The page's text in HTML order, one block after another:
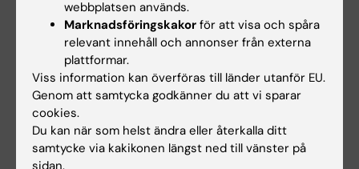
Ingrid Kockum
Studierektor för forskarutbildning
E-post:
ingrid.kockum@ki.se
webbplatsen används.
Marknadsföringskakor för att visa och spåra
relevant innehåll och annonser från externa
plattformar.
Viss information kan överföras till länder utanför EU.
Genom att samtycka godkänner du att vi sparar
cookies.
Du kan när som helst ändra eller återkalla ditt
samtycke via kakikonen längst ned till vänster på
sidan.